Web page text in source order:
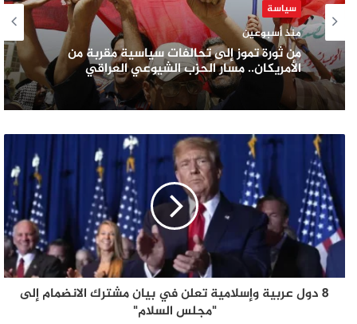
سياسة
منذ أسبوعين
من ثورة تموز إلى تحالفات سياسية مقربة من
الأمريكان.. مسار الحزب الشيوعي العراقي
8 دول عربية وإسلامية تعلن في بيان مشترك الانضمام إلى
"مجلس السلام"